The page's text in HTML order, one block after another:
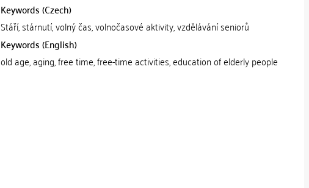
Keywords (Czech)
Stáří, stárnutí, volný čas, volnočasové aktivity, vzdělávání seniorů
Keywords (English)
old age, aging, free time, free-time activities, education of elderly people